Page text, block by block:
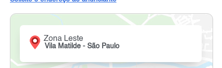
Zona Leste
Vila Matilde - São Paulo